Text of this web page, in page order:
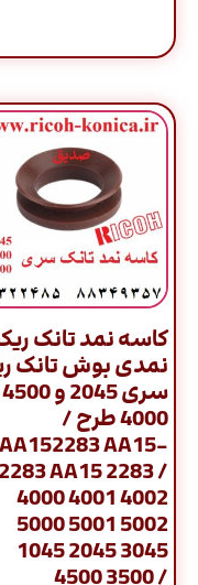
کاسه نمد تانک
نمدی بوش تانک
4000 طرح /
AA152283 AA15-
2283 AA15 2283 /
4000 4001 4002
5000 5001 5002
1045 2045 3045
4500 3500 /